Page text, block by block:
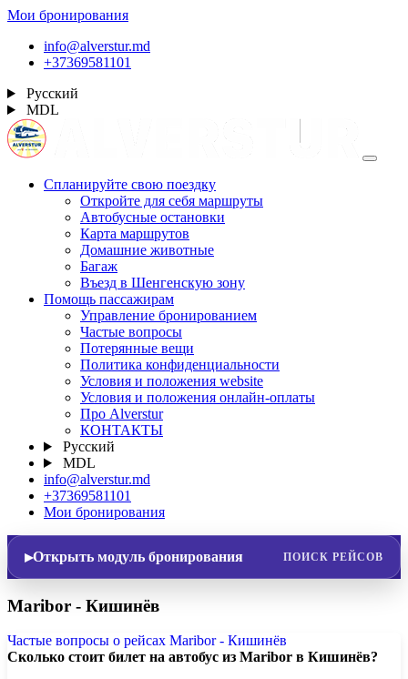
Мои бронирования
info@alverstur.md
+37369581101
Русский
MDL
Спланируйте свою поездку
Откройте для себя маршруты
Автобусные остановки
Карта маршрутов
Домашние животные
Багаж
Въезд в Шенгенскую зону
Помощь пассажирам
Управление бронированием
Частые вопросы
Потерянные вещи
Политика конфиденциальности
Условия и положения website
Условия и положения онлайн-оплаты
Про Alverstur
КОНТАКТЫ
Русский
MDL
info@alverstur.md
+37369581101
Мои бронирования
Открыть модуль бронирования ПОИСК РЕЙСОВ
Maribor - Кишинёв
Частые вопросы о рейсах Maribor - Кишинёв
Сколько стоит билет на автобус из Maribor в Кишинёв?